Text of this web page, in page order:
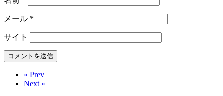
メール *
サイト
« Prev
Next »